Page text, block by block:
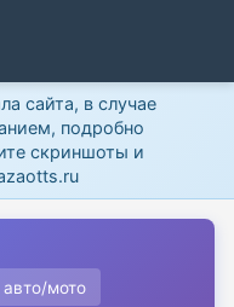
сайта, в случае
подробно
скриншоты и
мото